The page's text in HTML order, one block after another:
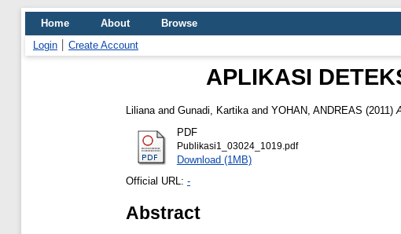
Home About
Browse
Login
Create Account
APLIKASI
Liliana and Gunadi, Kartika and YOHAN, ANDREAS (2011)
PDF
Publikasi1_03024_1019.pdf
Download (1MB)
Official URL: -
Abstract